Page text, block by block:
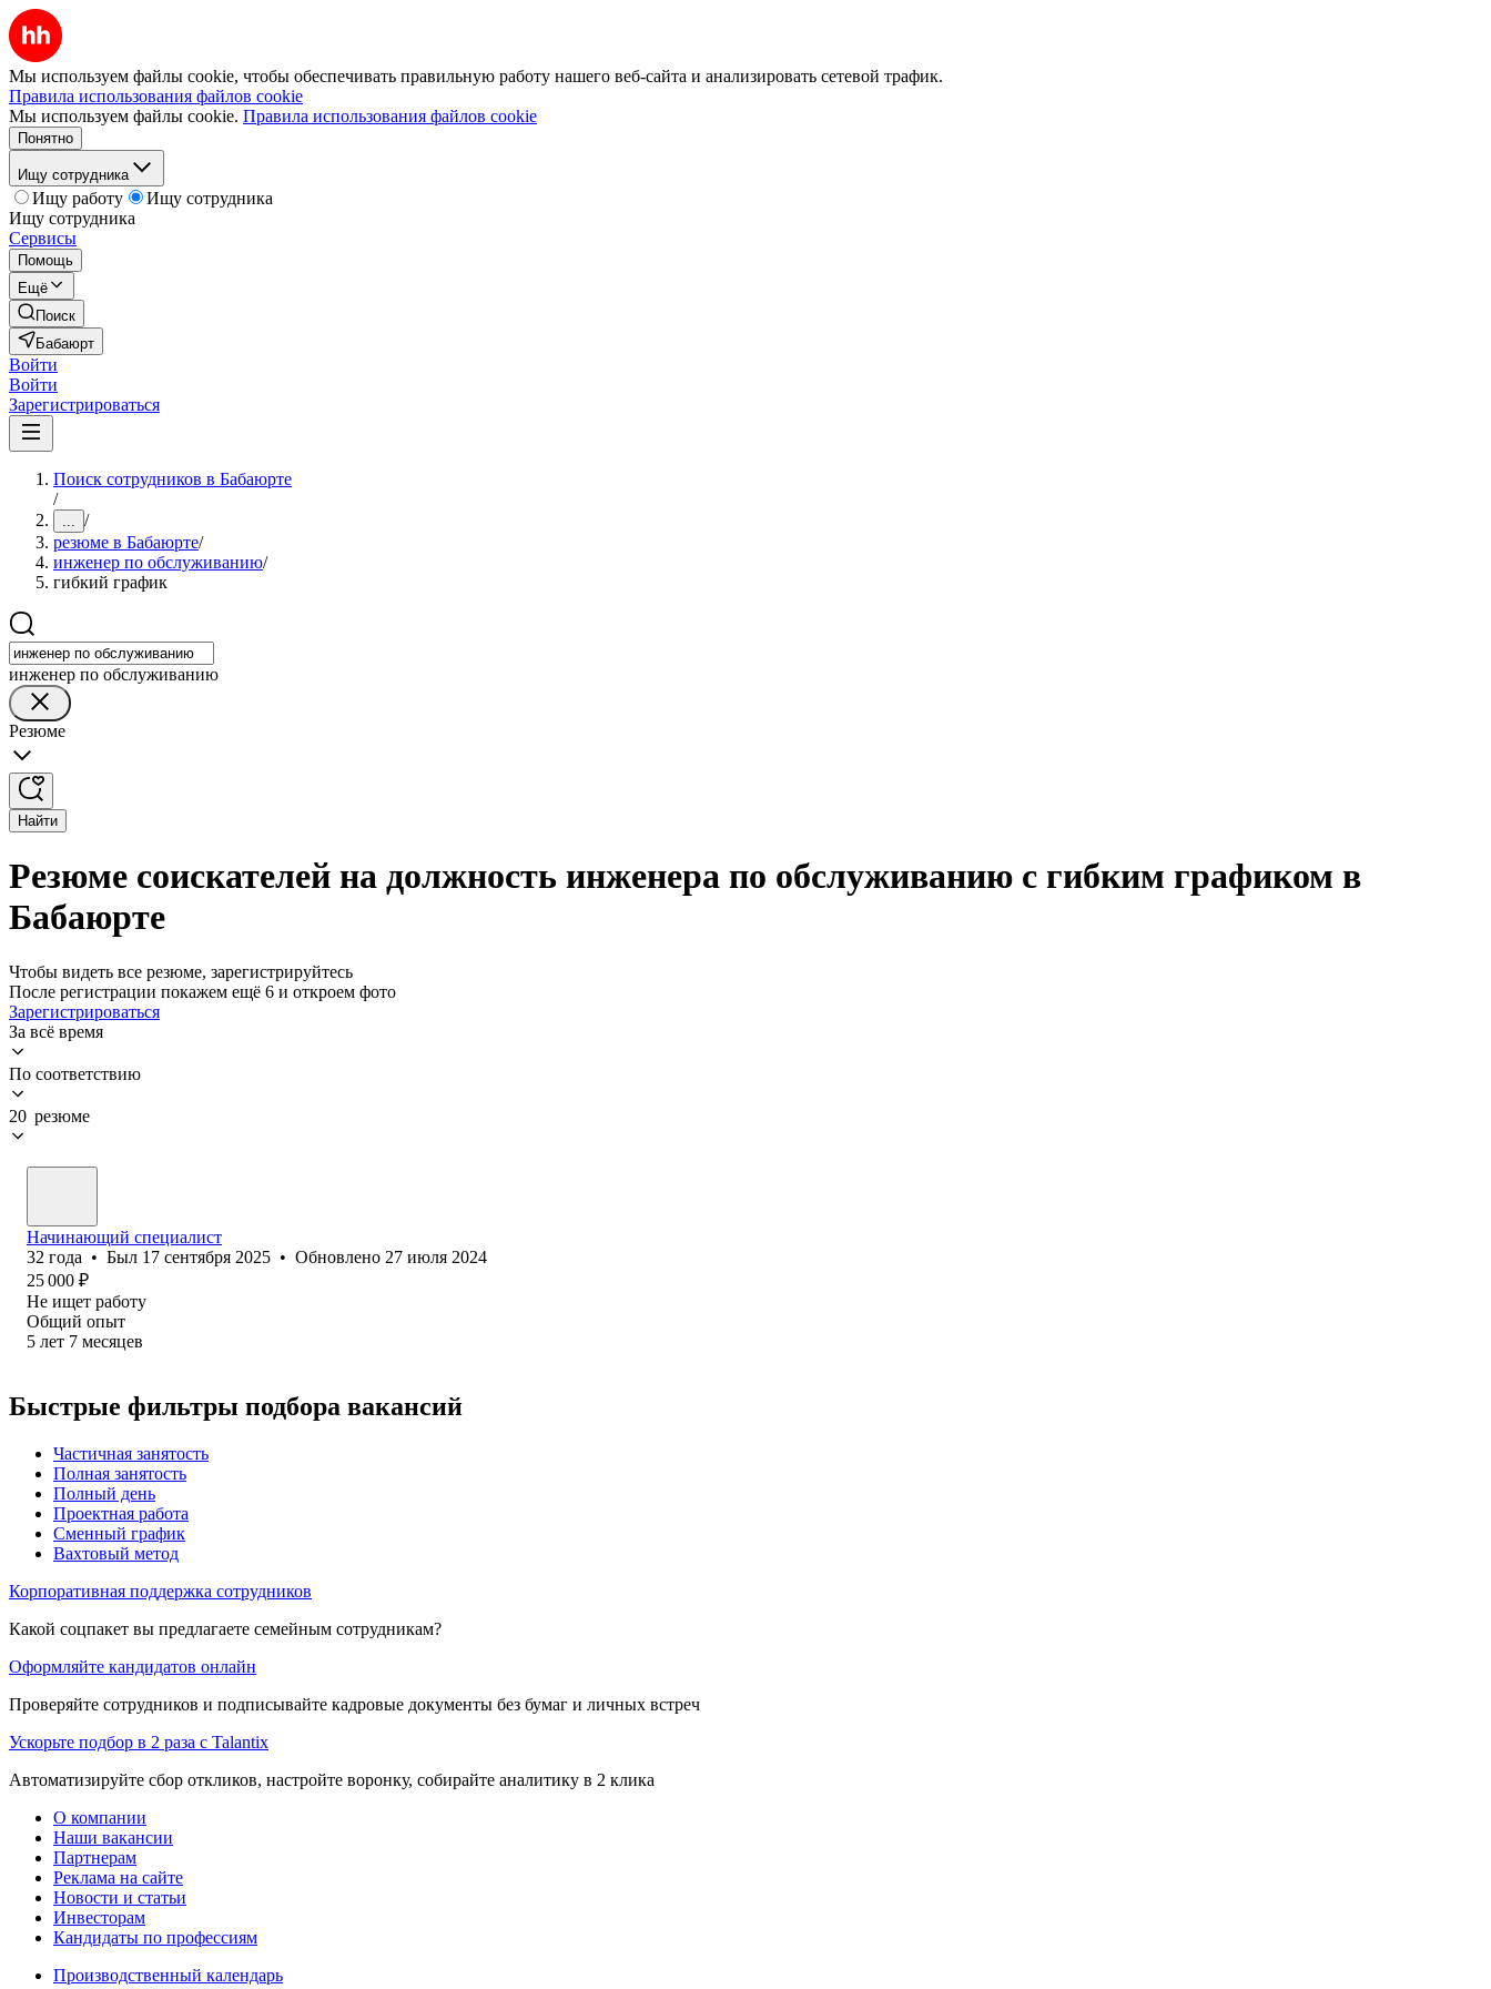
Мы используем файлы cookie, чтобы обеспечивать правильную работу нашего веб-сайта и анализировать сетевой трафик.
Правила использования файлов cookie
Мы используем файлы cookie. Правила использования файлов cookie
Понятно
Ищу сотрудника
Ищу работу
Ищу сотрудника
Ищу сотрудника
Сервисы
Помощь
Ещё
Поиск
Бабаюрт
Войти
Войти
Зарегистрироваться
Поиск сотрудников в Бабаюрте
/
... /
резюме в Бабаюрте/
инженер по обслуживанию/
гибкий график
инженер по обслуживанию
Резюме
Найти
Резюме соискателей на должность инженера по обслуживанию с гибким графиком в
Бабаюрте
Чтобы видеть все резюме, зарегистрируйтесь
После регистрации покажем ещё 6 и откроем фото
Зарегистрироваться
За всё время
По соответствию
20 резюме
Начинающий специалист
32 года • Был 17 сентября 2025 • Обновлено 27 июля 2024
25 000 ₽
Не ищет работу
Общий опыт
5 лет 7 месяцев
Быстрые фильтры подбора вакансий
Частичная занятость
Полная занятость
Полный день
Проектная работа
Сменный график
Вахтовый метод
Корпоративная поддержка сотрудников
Какой соцпакет вы предлагаете семейным сотрудникам?
Оформляйте кандидатов онлайн
Проверяйте сотрудников и подписывайте кадровые документы без бумаг и личных встреч
Ускорьте подбор в 2 раза с Talantix
Автоматизируйте сбор откликов, настройте воронку, собирайте аналитику в 2 клика
О компании
Наши вакансии
Партнерам
Реклама на сайте
Новости и статьи
Инвесторам
Кандидаты по профессиям
Производственный календарь